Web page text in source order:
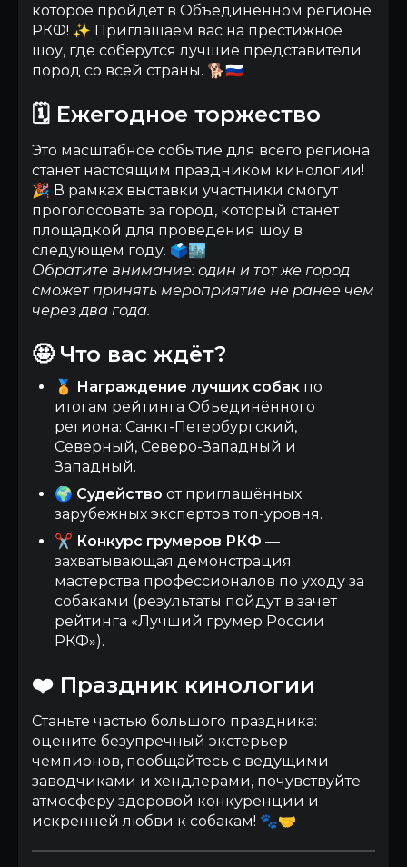
которое пройдет в Объединённом регионе
РКФ! ✨ Приглашаем вас на престижное
шоу, где соберутся лучшие представители
пород со всей страны. 🐕🇷🇺
🗓️ Ежегодное торжество
Это масштабное событие для всего региона
станет настоящим праздником кинологии!
🎉 В рамках выставки участники смогут
проголосовать за город, который станет
площадкой для проведения шоу в
следующем году. 🗳️🏙️
Обратите внимание: один и тот же город
сможет принять мероприятие не ранее чем
через два года.
🤩 Что вас ждёт?
🏅 Награждение лучших собак по
итогам рейтинга Объединённого
региона: Санкт-Петербургский,
Северный, Северо-Западный и
Западный.
🌍 Судейство от приглашённых
зарубежных экспертов топ-уровня.
✂️ Конкурс грумеров РКФ —
захватывающая демонстрация
мастерства профессионалов по уходу за
собаками (результаты пойдут в зачет
рейтинга «Лучший грумер России
РКФ»).
❤️ Праздник кинологии
Станьте частью большого праздника:
оцените безупречный экстерьер
чемпионов, пообщайтесь с ведущими
заводчиками и хендлерами, почувствуйте
атмосферу здоровой конкуренции и
искренней любви к собакам! 🐾🤝